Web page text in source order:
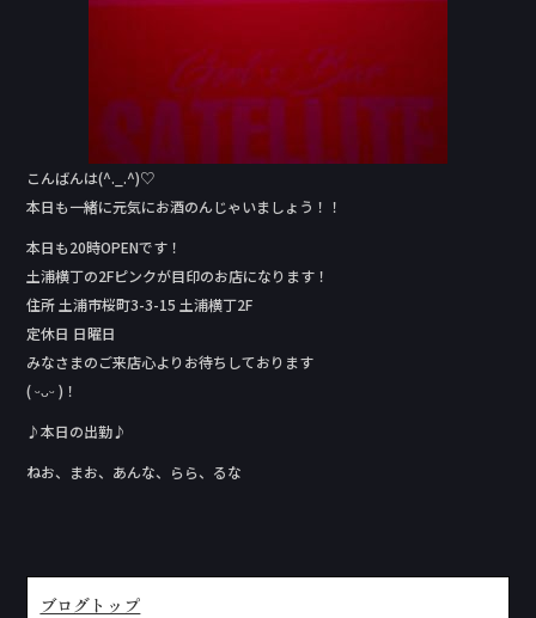
こんばんは(^._.^)♡
本日も一緒に元気にお酒のんじゃいましょう！！
本日も20時OPENです！
土浦横丁の2Fピンクが目印のお店になります！
住所 土浦市桜町3-3-15 土浦横丁2F
定休日 日曜日
みなさまのご来店心よりお待ちしております
( ᵕᴗᵕ )！
♪本日の出勤♪
ねお、まお、あんな、らら、るな
ブログトップ